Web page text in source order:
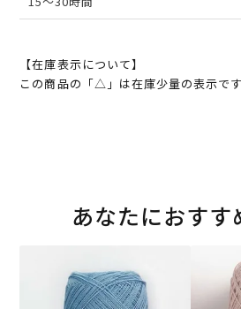
【在庫表示について】
この商品の「△」は在庫少量の表示です
あなたにおすす